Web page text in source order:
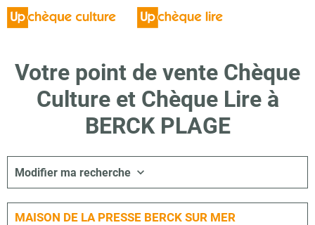
Votre point de vente Chèque
Culture et Chèque Lire à
BERCK PLAGE
Modifier ma recherche
MAISON DE LA PRESSE BERCK SUR MER